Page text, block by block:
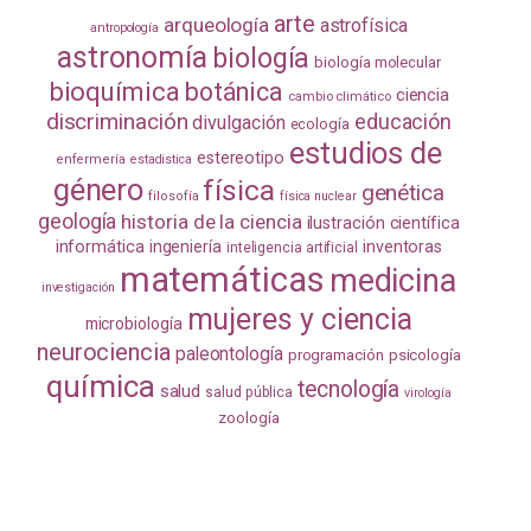
antropología arqueología arte astrofísica
astronomía biología biología molecular
bioquímica botánica cambio climático ciencia
discriminación divulgación ecología educación
enfermería estadistica estereotipo estudios de
género filosofía física física nuclear genética
geología historia de la ciencia ilustración científica
informática ingeniería inteligencia artificial inventoras
investigación matemáticas medicina
microbiología mujeres y ciencia
neurociencia paleontología programación psicología
química salud salud pública tecnología virología
zoología